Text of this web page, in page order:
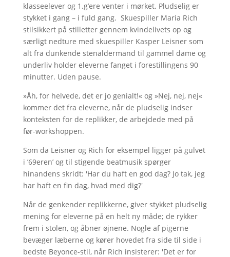
klasseelever og 1.g’ere venter i mørket. Pludselig er
stykket i gang – i fuld gang. Skuespiller Maria Rich
stilsikkert på stilletter gennem kvindelivets op og
særligt nedture med skuespiller Kasper Leisner som
alt fra dunkende stenaldermand til gammel dame og
underliv holder eleverne fanget i forestillingens 90
minutter. Uden pause.
»Åh, for helvede, det er jo genialt!« og »Nej, nej, nej«
kommer det fra eleverne, når de pludselig indser
konteksten for de replikker, de arbejdede med på
før-workshoppen.
Som da Leisner og Rich for eksempel ligger på gulvet
i ’69eren’ og til stigende beatmusik spørger
hinandens skridt: 'Har du haft en god dag? Jo tak, jeg
har haft en fin dag, hvad med dig?'
Når de genkender replikkerne, giver stykket pludselig
mening for eleverne på en helt ny måde; de rykker
frem i stolen, og åbner øjnene. Nogle af pigerne
bevæger læberne og kører hovedet fra side til side i
bedste Beyonce-stil, når Rich insisterer: 'Det er for